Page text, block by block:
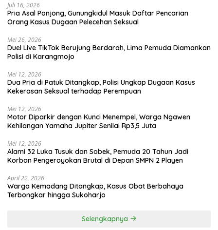
Juli 16, 2026
Pria Asal Ponjong, Gunungkidul Masuk Daftar Pencarian
Orang Kasus Dugaan Pelecehan Seksual
Mei 26, 2026
Duel Live TikTok Berujung Berdarah, Lima Pemuda Diamankan
Polisi di Karangmojo
Mei 12, 2026
Dua Pria di Patuk Ditangkap, Polisi Ungkap Dugaan Kasus
Kekerasan Seksual terhadap Perempuan
Mei 12, 2026
Motor Diparkir dengan Kunci Menempel, Warga Ngawen
Kehilangan Yamaha Jupiter Senilai Rp3,5 Juta
Mei 12, 2026
Alami 32 Luka Tusuk dan Sobek, Pemuda 20 Tahun Jadi
Korban Pengeroyokan Brutal di Depan SMPN 2 Playen
April 22, 2026
Warga Kemadang Ditangkap, Kasus Obat Berbahaya
Terbongkar hingga Sukoharjo
Selengkapnya